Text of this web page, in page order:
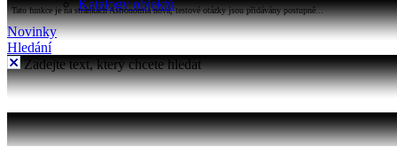
Katalogy objektů
Tato funkce je na stránkách Astronomia nová, testové otázky jsou přidávány postupně...
Novinky
Hledání
Zadejte text, který chcete hledat